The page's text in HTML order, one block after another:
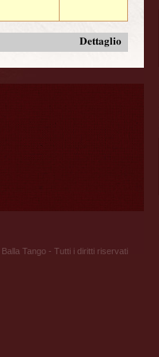
Dettaglio
Tango - Tutti i diritti riservati